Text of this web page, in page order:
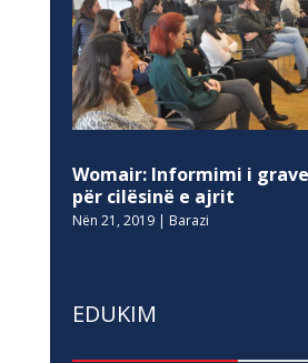
Womair: Informimi i
për cilësinë e ajrit
Nën 21, 2019| Barazi
EDUKIM